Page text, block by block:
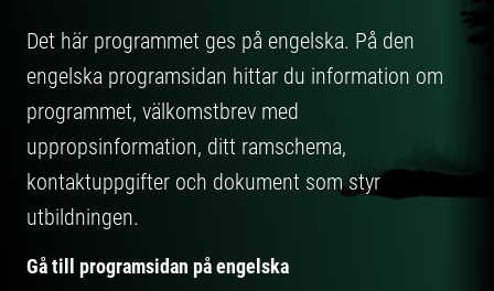
Det här programmet ges på engelska. På den
engelska programsidan hittar du information om
programmet, välkomstbrev med
uppropsinformation, ditt ramschema,
kontaktuppgifter och dokument som styr
utbildningen.
Gå till programsidan på engelska